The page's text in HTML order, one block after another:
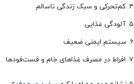
۴. کم‌تحرکی و سبک زندگی ناسالم
۵. آلودگی غذایی
۶. سیستم ایمنی ضعیف
۷. افراط در مصرف غذاهای خام و فست‌فودها